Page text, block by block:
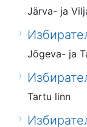
Järva- ja
Jõgeva- ja
Tartu linn